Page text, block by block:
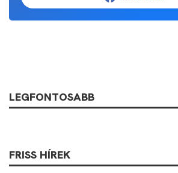
LEGFONTOSABB
FRISS HÍREK